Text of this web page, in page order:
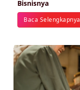
Bisnisnya
Baca Selengkapnya